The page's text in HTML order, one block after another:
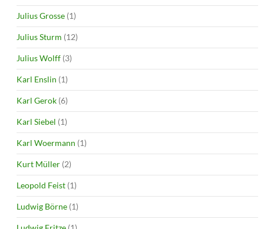
Julius Grosse (1)
Julius Sturm (12)
Julius Wolff (3)
Karl Enslin (1)
Karl Gerok (6)
Karl Siebel (1)
Karl Woermann (1)
Kurt Müller (2)
Leopold Feist (1)
Ludwig Börne (1)